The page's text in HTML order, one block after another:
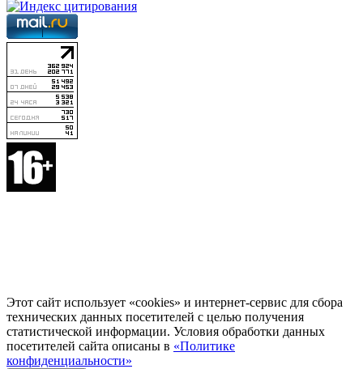
Этот сайт использует «cookies» и интернет-сервис для сбора
технических данных посетителей с целью получения
статистической информации. Условия обработки данных
посетителей сайта описаны в «Политике
конфиденциальности»